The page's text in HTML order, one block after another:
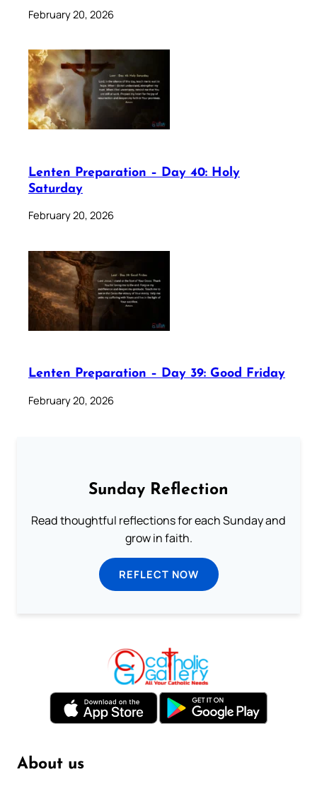
February 20, 2026
Lenten Preparation – Day 40: Holy
Saturday
February 20, 2026
Lenten Preparation – Day 39: Good Friday
February 20, 2026
Sunday Reflection
Read thoughtful reflections for each Sunday and
grow in faith.
REFLECT NOW
About us